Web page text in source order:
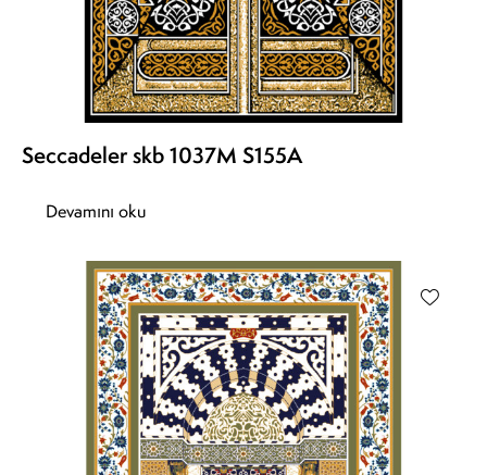
Seccadeler skb 1037M S155A
Devamını oku